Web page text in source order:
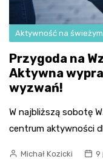
Aktywność na
Przygoda na
Aktywna
wyzwań!
W najbliższą sobotę
centrum aktywności
Michał Kozicki 9